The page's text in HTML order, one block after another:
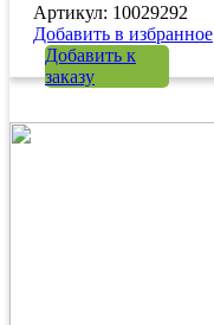
Артикул: 10029292
Добавить в избранное
Добавить к
заказу